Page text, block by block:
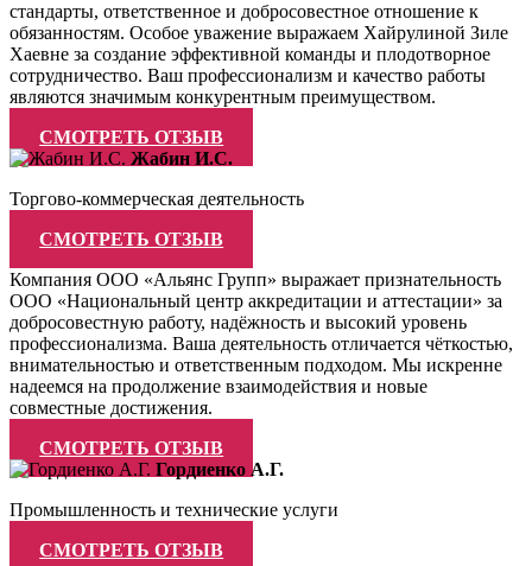
стандарты, ответственное и добросовестное отношение к
обязанностям. Особое уважение выражаем Хайрулиной Зиле
Хаевне за создание эффективной команды и плодотворное
сотрудничество. Ваш профессионализм и качество работы
являются значимым конкурентным преимуществом.
СМОТРЕТЬ ОТЗЫВ
Жабин И.С.
Торгово-коммерческая деятельность
СМОТРЕТЬ ОТЗЫВ
Компания ООО «Альянс Групп» выражает признательность
ООО «Национальный центр аккредитации и аттестации» за
добросовестную работу, надёжность и высокий уровень
профессионализма. Ваша деятельность отличается чёткостью,
внимательностью и ответственным подходом. Мы искренне
надеемся на продолжение взаимодействия и новые
совместные достижения.
СМОТРЕТЬ ОТЗЫВ
Гордиенко А.Г.
Промышленность и технические услуги
СМОТРЕТЬ ОТЗЫВ